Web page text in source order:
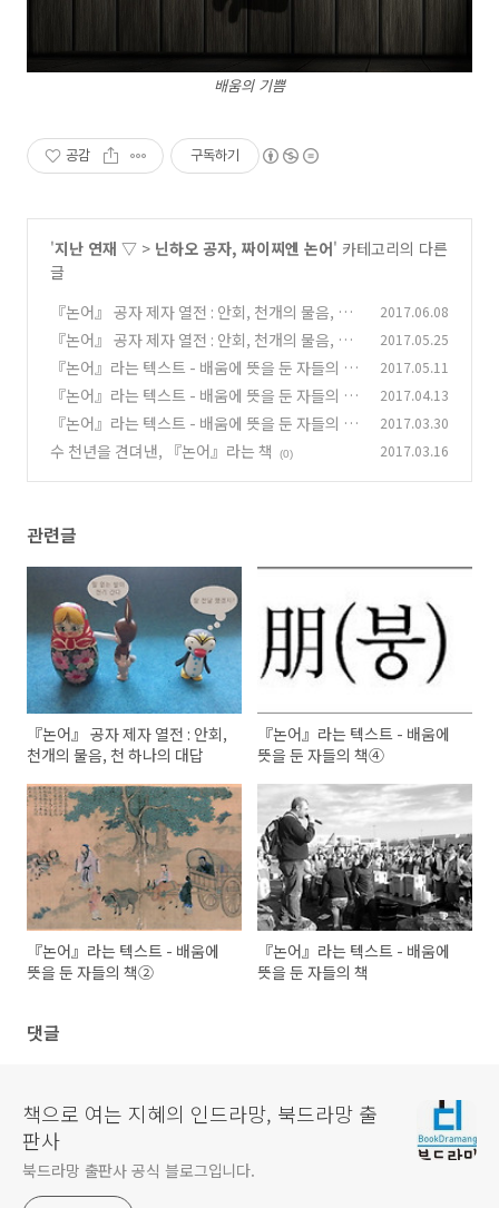
배움의 기쁨​
공감 구독하기
'지난 연재 ▽ > 닌하오 공자, 짜이찌엔 논어' 카테고리의 다른
글
『논어』 공자 제자 열전 : 안회, 천개의 물음, 천
하나의 대답② (0)
2017.06.08
『논어』 공자 제자 열전 : 안회, 천개의 물음, 천
하나의 대답 (0)
2017.05.25
『논어』라는 텍스트 - 배움에 뜻을 둔 자들의 책
④ (0)
2017.05.11
『논어』라는 텍스트 - 배움에 뜻을 둔 자들의 책
② (0)
2017.04.13
『논어』라는 텍스트 - 배움에 뜻을 둔 자들의 책
(0)
2017.03.30
수 천년을 견뎌낸, 『논어』라는 책 (0) 2017.03.16
관련글
『논어』 공자 제자 열전 : 안회,
천개의 물음, 천 하나의 대답
『논어』라는 텍스트 - 배움에
뜻을 둔 자들의 책④
『논어』라는 텍스트 - 배움에
뜻을 둔 자들의 책②
『논어』라는 텍스트 - 배움에
뜻을 둔 자들의 책
댓글
책으로 여는 지혜의 인드라망, 북드라망 출
판사
북드라망 출판사 공식 블로그입니다.